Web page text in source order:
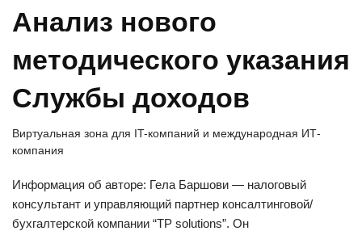
Анализ нового
методического указания
Службы доходов
Виртуальная зона для IT-компаний и международная ИТ-
компания
Информация об авторе: Гела Баршови — налоговый
консультант и управляющий партнер консалтинговой/
бухгалтерской компании “TP solutions”. Он